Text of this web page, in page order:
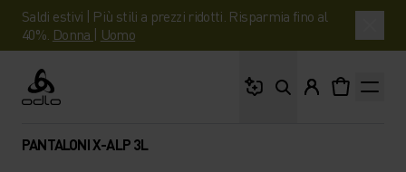
Saldi estivi | Più stili a prezzi ridotti. Risparmia fino al
40%. Donna | Uomo
Odlo
PANTALONI X-ALP 3L